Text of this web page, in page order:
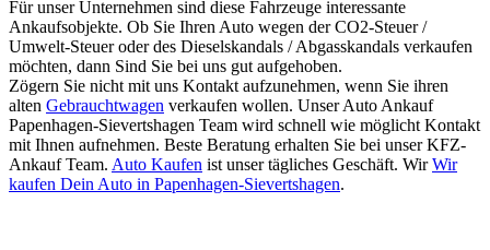
Für unser Unternehmen sind diese Fahrzeuge interessante
Ankaufsobjekte. Ob Sie Ihren Auto wegen der CO2-Steuer /
Umwelt-Steuer oder des Dieselskandals / Abgasskandals verkaufen
möchten, dann Sind Sie bei uns gut aufgehoben.
Zögern Sie nicht mit uns Kontakt aufzunehmen, wenn Sie ihren
alten Gebrauchtwagen verkaufen wollen. Unser Auto Ankauf
Papenhagen-Sievertshagen Team wird schnell wie möglicht Kontakt
mit Ihnen aufnehmen. Beste Beratung erhalten Sie bei unser KFZ-
Ankauf Team. Auto Kaufen ist unser tägliches Geschäft. WirWir
kaufen Dein Auto in Papenhagen-Sievertshagen.